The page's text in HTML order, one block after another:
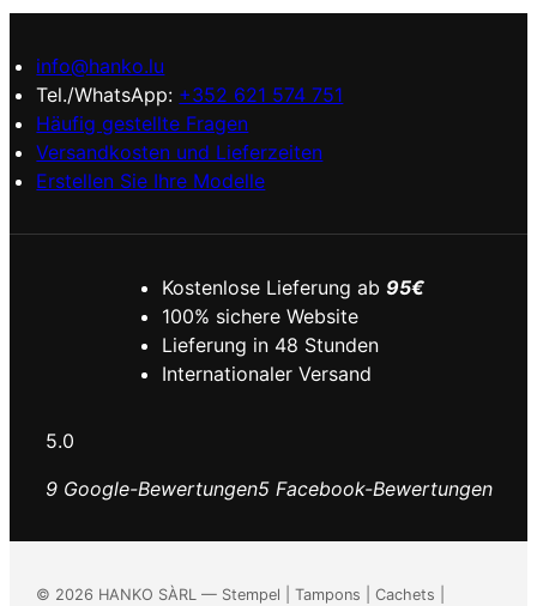
info@hanko.lu
Tel./WhatsApp: +352 621 574 751
Häufig gestellte Fragen
Versandkosten und Lieferzeiten
Erstellen Sie Ihre Modelle
Kostenlose Lieferung ab 95€
100% sichere Website
Lieferung in 48 Stunden
Internationaler Versand
5.0
9 Google-Bewertungen5 Facebook-Bewertungen
© 2026 HANKO SÀRL — Stempel | Tampons | Cachets |